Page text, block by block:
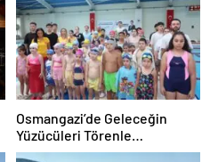
Osmangazi’de Geleceğin
Yüzücüleri Törenle
Sertifikalarını Aldı